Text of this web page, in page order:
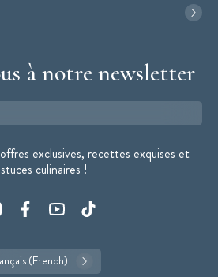
à notre newsletter
exclusives, recettes exquises et
culinaires !
(French)